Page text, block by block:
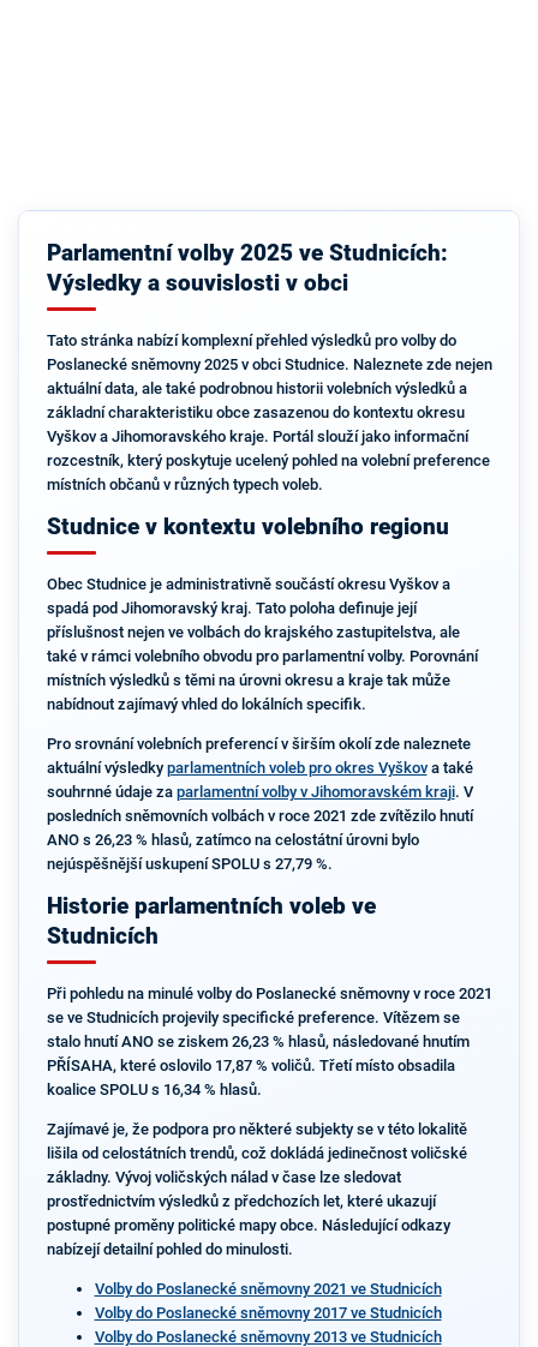
Parlamentní volby 2025 ve Studnicích:
Výsledky a souvislosti v obci
Tato stránka nabízí komplexní přehled výsledků pro volby do
Poslanecké sněmovny 2025 v obci Studnice. Naleznete zde nejen
aktuální data, ale také podrobnou historii volebních výsledků a
základní charakteristiku obce zasazenou do kontextu okresu
Vyškov a Jihomoravského kraje. Portál slouží jako informační
rozcestník, který poskytuje ucelený pohled na volební preference
místních občanů v různých typech voleb.
Studnice v kontextu volebního regionu
Obec Studnice je administrativně součástí okresu Vyškov a
spadá pod Jihomoravský kraj. Tato poloha definuje její
příslušnost nejen ve volbách do krajského zastupitelstva, ale
také v rámci volebního obvodu pro parlamentní volby. Porovnání
místních výsledků s těmi na úrovni okresu a kraje tak může
nabídnout zajímavý vhled do lokálních specifik.
Pro srovnání volebních preferencí v širším okolí zde naleznete
aktuální výsledky parlamentních voleb pro okres Vyškova také
souhrnné údaje za parlamentní volby v Jihomoravském kraji. V
posledních sněmovních volbách v roce 2021 zde zvítězilo hnutí
ANO s 26,23 % hlasů, zatímco na celostátní úrovni bylo
nejúspěšnější uskupení SPOLU s 27,79 %.
Historie parlamentních voleb ve
Studnicích
Při pohledu na minulé volby do Poslanecké sněmovny v roce 2021
se ve Studnicích projevily specifické preference. Vítězem se
stalo hnutí ANO se ziskem 26,23 % hlasů, následované hnutím
PŘÍSAHA, které oslovilo 17,87 % voličů. Třetí místo obsadila
koalice SPOLU s 16,34 % hlasů.
Zajímavé je, že podpora pro některé subjekty se v této lokalitě
lišila od celostátních trendů, což dokládá jedinečnost voličské
základny. Vývoj voličských nálad v čase lze sledovat
prostřednictvím výsledků z předchozích let, které ukazují
postupné proměny politické mapy obce. Následující odkazy
nabízejí detailní pohled do minulosti.
Volby do Poslanecké sněmovny 2021 ve Studnicích
Volby do Poslanecké sněmovny 2017 ve Studnicích
Volby do Poslanecké sněmovny 2013 ve Studnicích